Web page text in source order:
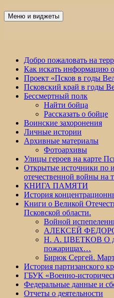
Победа 60
Меню и виджеты
Добро пожаловать на
Как искать информацию
Проект «Псков в годы
Псковский край в годы
Бессмертный полк
Найти бойца
Рассказать о бойце
Воинские захоронения
Личные истории
Архивные материалы
Фотоархивы
Улицы героев на карте
Открытые источники по
отечественной войны на
КНИГА ПАМЯТИ
История
Книги о Великой
Псковской области.
Войной
АЛЕКСЕЙ
Н. А. ЦВЕТКОВ О
пожарищах…
Бирюк Сергей.
История партизанского
ГБУК «Военно-
Федеральные данные и
Отчеты о деятельности